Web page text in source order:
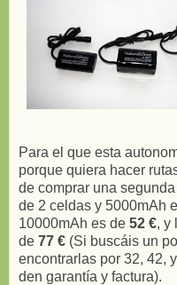
Para el que esta
porque quiera hacer
de comprar una
de 2 celdas y 5000mAh
10000mAh es de 52 €, y
de 77 € (Si buscáis un
encontrarlas por 32, 42,
den garantía y factura).